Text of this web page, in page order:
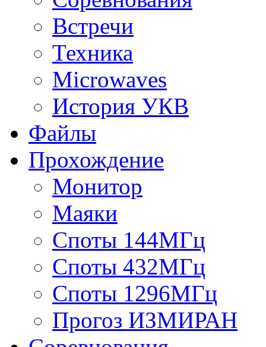
Встречи
Техника
Microwaves
История УКВ
Файлы
Прохождение
Монитор
Маяки
Споты 144МГц
Споты 432МГц
Споты 1296МГц
Прогоз ИЗМИРАН